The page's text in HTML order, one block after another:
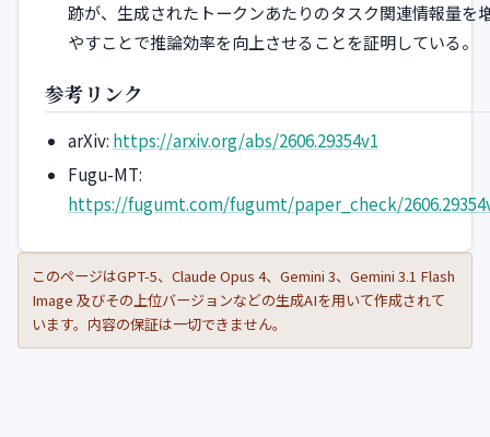
跡が、生成されたトークンあたりのタスク関連情報量を
やすことで推論効率を向上させることを証明している。
参考リンク
arXiv: https://arxiv.org/abs/2606.29354v1
Fugu-MT:
https://fugumt.com/fugumt/paper_check/
このページはGPT-5、Claude Opus 4、Gemini 3、Gemini 3.1 Flash
Image 及びその上位バージョンなどの生成AIを用いて作成されて
います。内容の保証は一切できません。